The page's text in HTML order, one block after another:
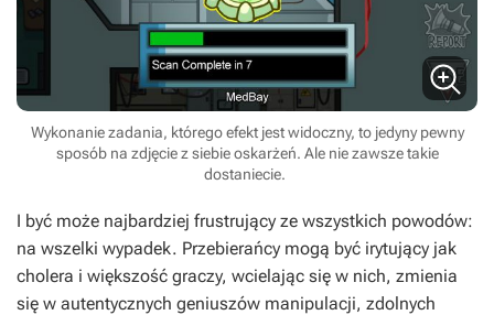
Wykonanie zadania, którego efekt jest widoczny, to jedyny pewny
sposób na zdjęcie z siebie oskarżeń. Ale nie zawsze takie
dostaniecie.
I być może najbardziej frustrujący ze wszystkich powodów:
na wszelki wypadek. Przebierańcy mogą być irytujący jak
cholera i większość graczy, wcielając się w nich, zmienia
się w autentycznych geniuszów manipulacji, zdolnych